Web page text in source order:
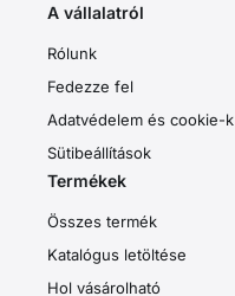
A vállalatról
Rólunk
Fedezze fel
Adatvédelem és cookie-k
Sütibeállítások
Termékek
Összes termék
Katalógus letöltése
Hol vásárolható